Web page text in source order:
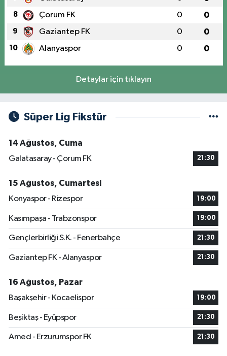
8 Çorum FK 0 0
9 Gaziantep FK 0 0
10 Alanyaspor 0 0
Detaylar için tıklayın
Süper Lig Fikstür
14 Ağustos, Cuma
Galatasaray - Çorum FK
21:30
15 Ağustos, Cumartesi
Konyaspor - Rizespor
19:00
Kasımpaşa - Trabzonspor 19:00
Gençlerbirliği S.K. - Fenerbahçe 21:30
Gaziantep FK - Alanyaspor 21:30
16 Ağustos, Pazar
Başakşehir - Kocaelispor
19:00
Beşiktaş - Eyüpspor 21:30
Amed - Erzurumspor FK 21:30